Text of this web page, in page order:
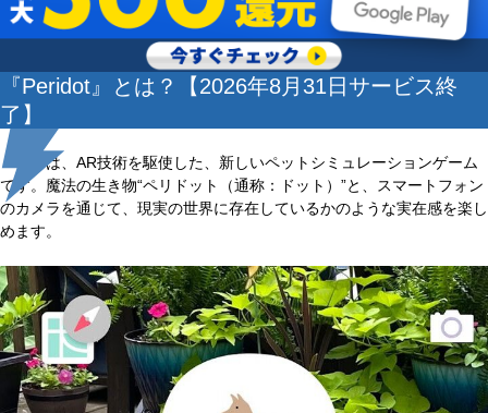
『Peridot』とは？【2026年8月31日サービス終
了】
本作は、AR技術を駆使した、新しいペットシミュレーションゲーム
です。魔法の生き物“ペリドット（通称：ドット）”と、スマートフォン
のカメラを通じて、現実の世界に存在しているかのような実在感を楽し
めます。